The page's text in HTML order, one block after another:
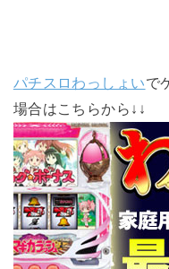
パチスロわっしょいで
場合はこちらから↓↓